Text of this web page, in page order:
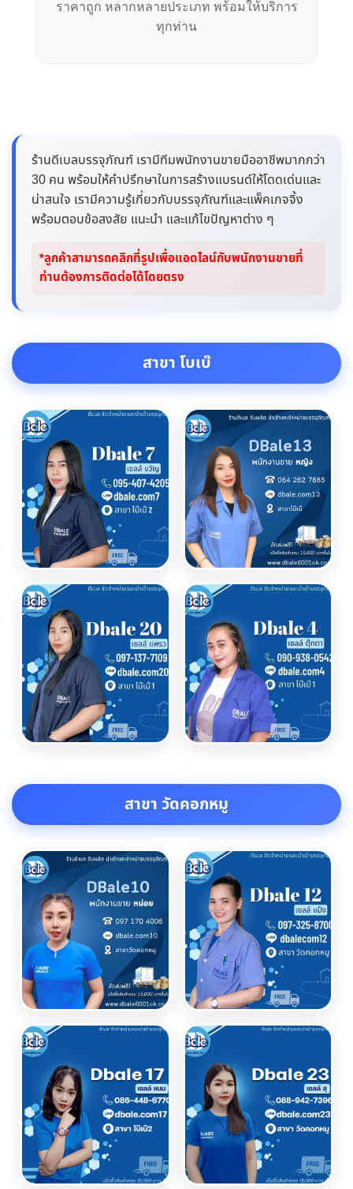
ราคาถูก หลากหลายประเภท พร้อมให้บริการ
ทุกท่าน
ร้านดีเบลบรรจุภัณฑ์ เรามีทีมพนักงานขายมืออาชีพมากกว่า
30 คน พร้อมให้คำปรึกษาในการสร้างแบรนด์ให้โดดเด่นและ
น่าสนใจ เรามีความรู้เกี่ยวกับบรรจุภัณฑ์และแพ็คเกจจิ้ง
พร้อมตอบข้อสงสัย แนะนำ และแก้ไขปัญหาต่าง ๆ
*ลูกค้าสามารถคลิกที่รูปเพื่อแอดไลน์กับพนักงานขายที่
ท่านต้องการติดต่อได้โดยตรง
สาขา โบเบ๊
สาขา วัดคอกหมู